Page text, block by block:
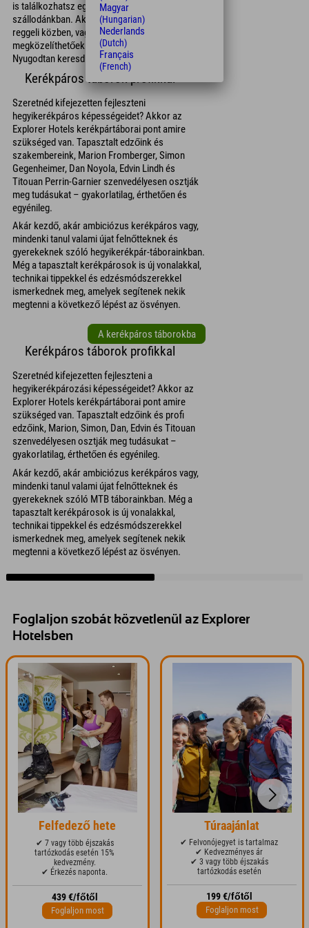
is találkozhatsz egy edzés során valamelyik
szállodánkban. Akár egy kerékpározás után,
reggeli közben, vagy a sportfürdőben – profiink
megközelíthetőek és szívesen beszélgetnek.
Nyugodtan keresd meg őket! 😎
Kerékpáros táborok profikkal
Szeretnéd kifejezetten fejleszteni
hegyikerékpáros képességeidet? Akkor az
Explorer Hotels kerékpártáborai pont amire
szükséged van. Tapasztalt edzőink és
szakembereink, Marion Fromberger, Simon
Gegenheimer, Dan Noyola, Edvin Lindh és
Titouan Perrin-Garnier szenvedélyesen osztják
meg tudásukat – gyakorlatilag, érthetően és
egyénileg.
Akár kezdő, akár ambiciózus kerékpáros vagy,
mindenki tanul valami újat felnőtteknek és
gyerekeknek szóló hegyikerékpár-táborainkban.
Még a tapasztalt kerékpárosok is új vonalakkal,
technikai tippekkel és edzésmódszerekkel
ismerkednek meg, amelyek segítenek nekik
megtenni a következő lépést az ösvényen.
A kerékpáros táborokba
Kerékpáros táborok profikkal
Szeretnéd kifejezetten fejleszteni a
hegyikerékpározási képességeidet? Akkor az
Explorer Hotels kerékpártáborai pont amire
szükséged van. Tapasztalt edzőink és profi
edzőink, Marion, Simon, Dan, Edvin és Titouan
szenvedélyesen osztják meg tudásukat –
gyakorlatilag, érthetően és egyénileg.
Akár kezdő, akár ambiciózus kerékpáros vagy,
mindenki tanul valami újat felnőtteknek és
gyerekeknek szóló MTB táborainkban. Még a
tapasztalt kerékpárosok is új vonalakkal,
technikai tippekkel és edzésmódszerekkel
ismerkednek meg, amelyek segítenek nekik
megtenni a következő lépést az ösvényen.
Foglaljon szobát közvetlenül az Explorer
Hotelsben
Felfedező hete
✔ 7 vagy több éjszakás
tartózkodás esetén 15%
kedvezmény.
✔ Érkezés naponta.
439 €/főtől
Foglaljon most
Túraajánlat
✔ Felvonójegyet is tartalmaz
✔ Kedvezményes ár
✔ 3 vagy több éjszakás
tartózkodás esetén
199 €/főtől
Foglaljon most
Magyar
(Hungarian)
Nederlands
(Dutch)
Français
(French)